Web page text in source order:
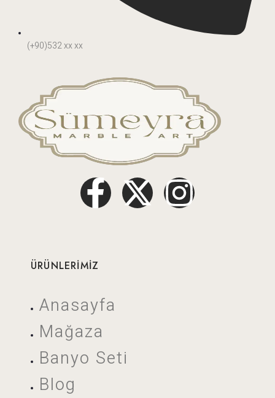
(+90)532 xx xx
ÜRÜNLERİMİZ
Anasayfa
Mağaza
Banyo Seti
Blog